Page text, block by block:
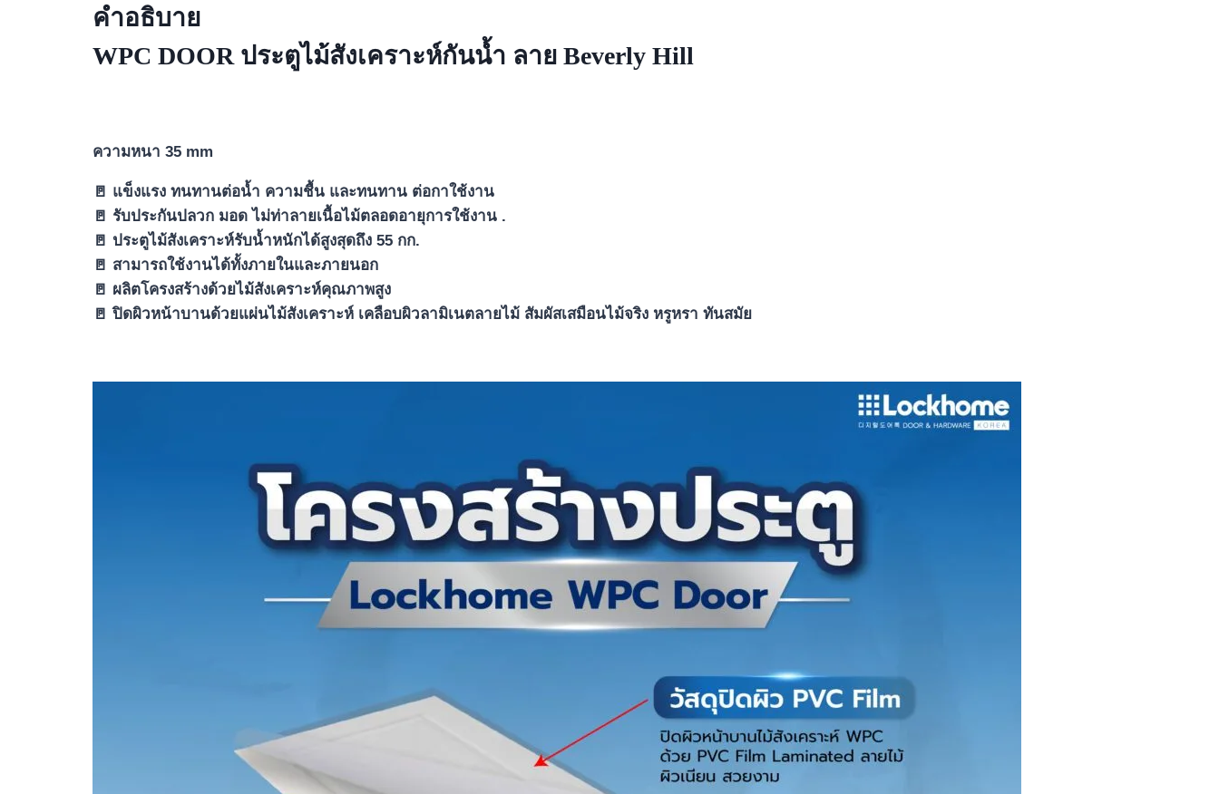
คำอธิบาย
WPC DOOR ประตูไม้สังเคราะห์กันน้ำ ลาย Beverly Hill
ความหนา 35 mm
🚪 แข็งแรง ทนทานต่อน้ำ ความชื้น และทนทาน ต่อกาใช้งาน
🚪 รับประกันปลวก มอด ไม่ท่าลายเนื้อไม้ตลอดอายุการใช้งาน .
🚪 ประตูไม้สังเคราะห์รับน้ำหนักได้สูงสุดถึง 55 กก.
🚪 สามารถใช้งานได้ทั้งภายในและภายนอก
🚪 ผลิตโครงสร้างด้วยไม้สังเคราะห์คุณภาพสูง
🚪 ปิดผิวหน้าบานด้วยแผ่นไม้สังเคราะห์ เคลือบผิวลามิเนตลายไม้ สัมผัสเสมือนไม้จริง หรูหรา ทันสมัย